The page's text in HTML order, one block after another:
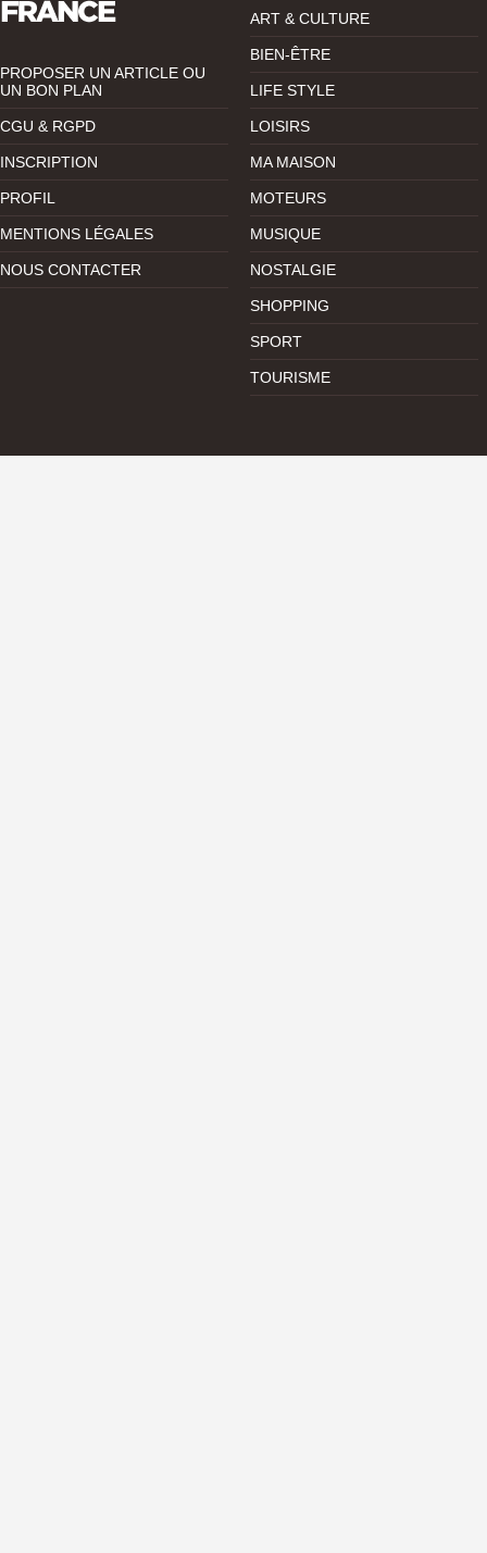
PROPOSER UN ARTICLE OU
UN BON PLAN
CGU & RGPD
INSCRIPTION
PROFIL
MENTIONS LÉGALES
NOUS CONTACTER
ART & CULTURE
BIEN-ÊTRE
LIFE STYLE
LOISIRS
MA MAISON
MOTEURS
MUSIQUE
NOSTALGIE
SHOPPING
SPORT
TOURISME